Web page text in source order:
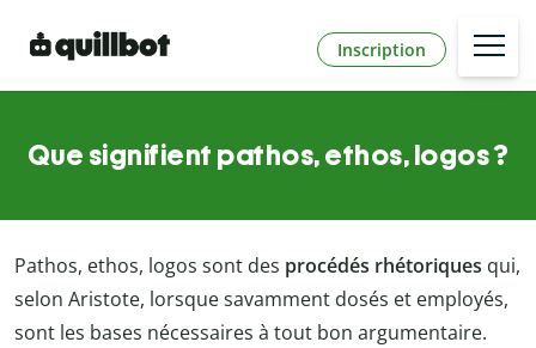
Inscription
Que signifient pathos, ethos, logos ?
Pathos, ethos, logos sont des procédés rhétoriques qui,
selon Aristote, lorsque savamment dosés et employés,
sont les bases nécessaires à tout bon argumentaire.